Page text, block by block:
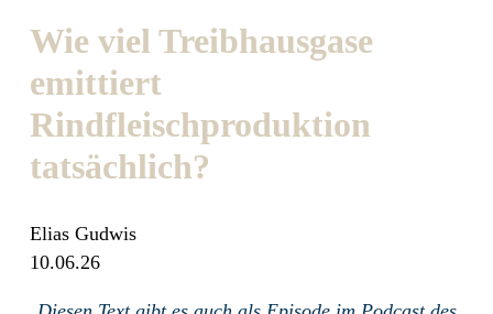
Wie viel Treibhausgase
emittiert
Rindfleischproduktion
tatsächlich?
Elias Gudwis
10.06.26